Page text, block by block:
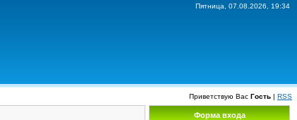
Пятница, 07.08.2026, 19:34
Приветствую Вас Гость | RSS
Форма входа